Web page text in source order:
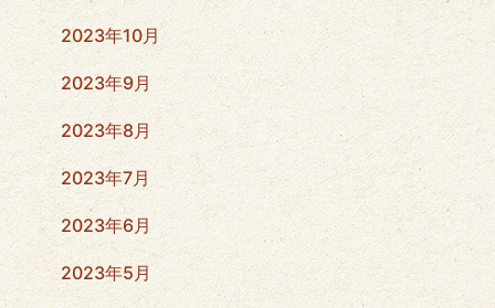
2023年10月
2023年9月
2023年8月
2023年7月
2023年6月
2023年5月